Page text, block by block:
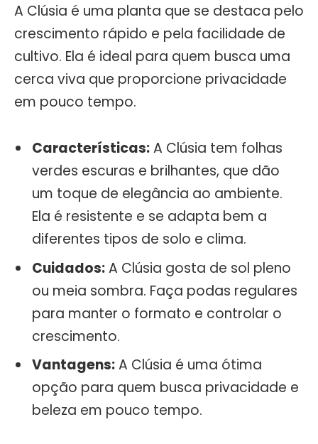
A Clúsia é uma planta que se destaca pelo
crescimento rápido e pela facilidade de
cultivo. Ela é ideal para quem busca uma
cerca viva que proporcione privacidade
em pouco tempo.
Características:A Clúsia tem folhas
verdes escuras e brilhantes, que dão
um toque de elegância ao ambiente.
Ela é resistente e se adapta bem a
diferentes tipos de solo e clima.
Cuidados:A Clúsia gosta de sol pleno
ou meia sombra. Faça podas regulares
para manter o formato e controlar o
crescimento.
Vantagens:A Clúsia é uma ótima
opção para quem busca privacidade e
beleza em pouco tempo.